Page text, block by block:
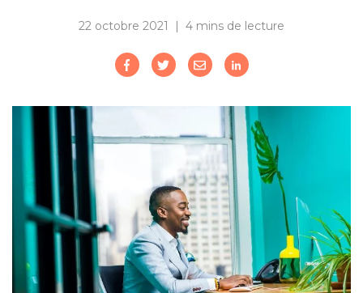
22 octobre 2021 | 4 mins de lecture